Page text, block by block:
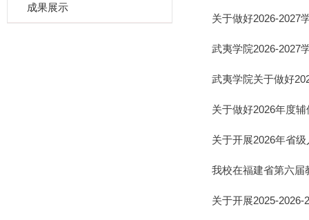
成果展示
关于做好2026-2027
武夷学院2026-2027
武夷学院关于做好
关于做好2026年度
关于开展2026年省
我校在福建省第六届
关于开展2025-